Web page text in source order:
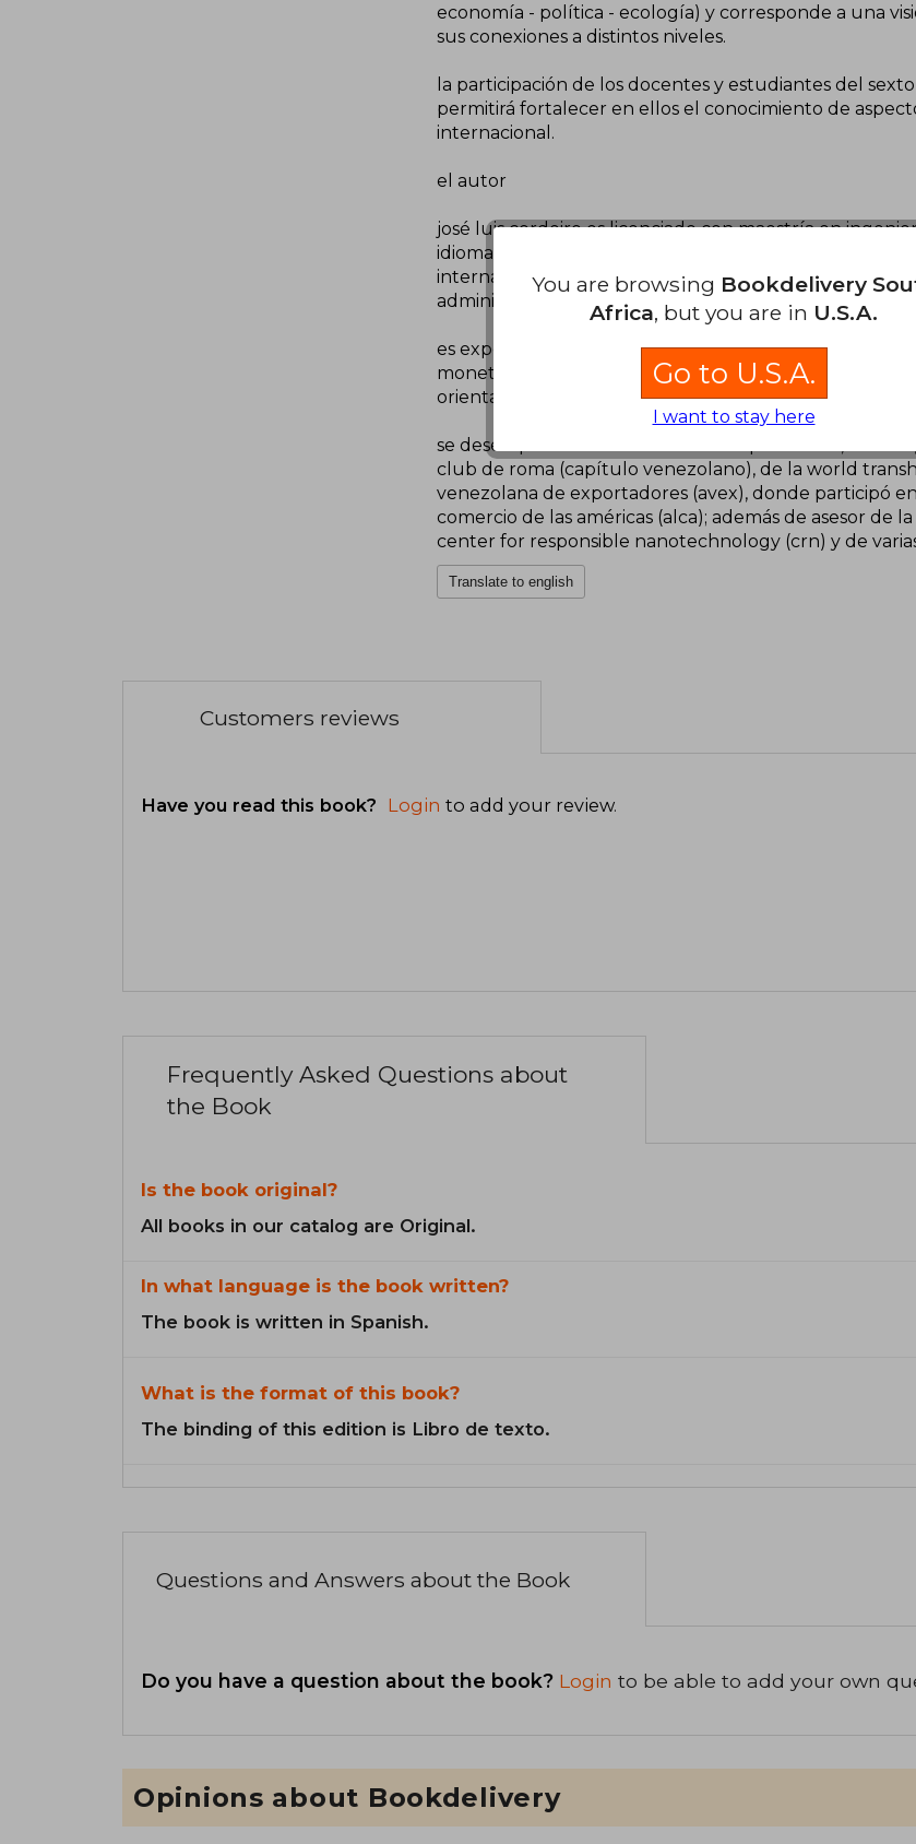
economía - política - ecología) y corresponde a una
sus conexiones a distintos niveles.
la participación de los docentes y estudiantes del
permitirá fortalecer en ellos el conocimiento de
internacional.
el autor
josé luis cordeiro es licenciado con maestría en
idiomas del instituto tecnológico de massachussets
internacional y política en la universidad de
administración de empresas del instituto europeo de
es experto en el área monetaria y conoce los sistemas
monetaria, por lo que ha sido asesor en varios
oriental. también ha trabajado los temas de
se desempeña como consultor independiente,
club de roma (capítulo venezolano), de la world
venezolana de exportadores (avex), donde participó
comercio de las américas (alca); además de asesor de
center for responsible nanotechnology (crn) y de
Translate to english
Customers reviews
Have you read this book? Login to add your review.
Frequently Asked Questions about
the Book
Is the book original?
All books in our catalog are Original.
In what language is the book written?
The book is written in Spanish.
What is the format of this book?
The binding of this edition is Libro de texto.
Questions and Answers about the Book
Do you have a question about the book? Login to be able to add your own
Opinions about Bookdelivery
You are browsing Bookdelivery
Africa, but you are in U.S.A.
Go to U.S.A.
I want to stay here